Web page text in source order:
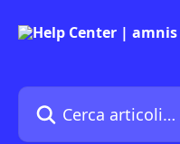
Cerca articoli…